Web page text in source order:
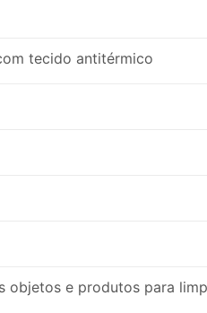
tecido antitérmico
objetos e produtos para